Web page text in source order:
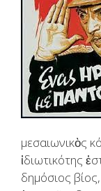
μεσαιωνικὸς
ἰδιωτικότης
δημόσιος